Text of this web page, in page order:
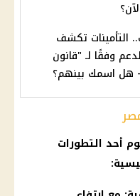
التأمينات تكشف
وفقًا لـ "قانون
هل اسمك بينهم؟
أحد التطورات